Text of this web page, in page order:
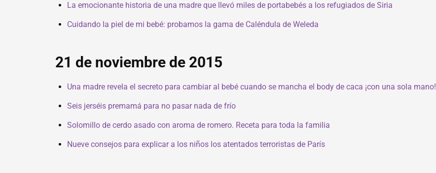
La emocionante historia de una madre que llevó miles de portabebés a los refugiados de Siria
Cuidando la piel de mi bebé: probamos la gama de Caléndula de Weleda
21 de noviembre de 2015
Una madre revela el secreto para cambiar al bebé cuando se mancha el body de caca ¡con una sola mano!
Seis jerséis premamá para no pasar nada de frío
Solomillo de cerdo asado con aroma de romero. Receta para toda la familia
Nueve consejos para explicar a los niños los atentados terroristas de París